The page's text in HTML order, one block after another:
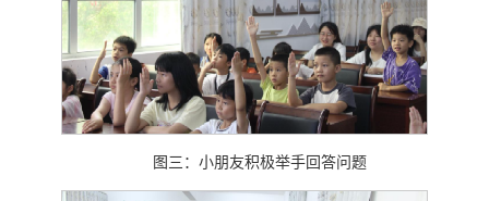
图三：小朋友积极举手回答问题